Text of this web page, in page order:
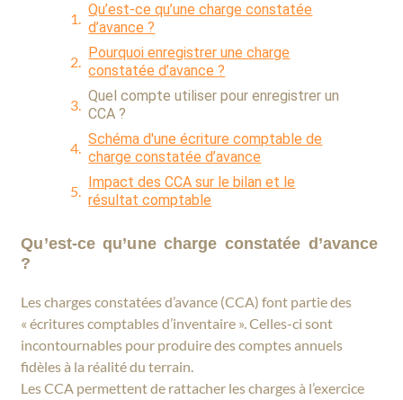
Qu’est-ce qu’une charge constatée
d’avance ?
Pourquoi enregistrer une charge
constatée d’avance ?
Quel compte utiliser pour enregistrer un
CCA ?
Schéma d'une écriture comptable de
charge constatée d’avance
Impact des CCA sur le bilan et le
résultat comptable
bref
Qu’est-ce qu’une charge constatée d’avance
?
Les charges constatées d’avance (CCA) font partie des
« écritures comptables d’inventaire ». Celles-ci sont
incontournables pour produire des comptes annuels
fidèles à la réalité du terrain.
Les CCA permettent de rattacher les charges à l’exercice